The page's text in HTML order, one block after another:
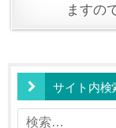
ますの
サイト内検
検